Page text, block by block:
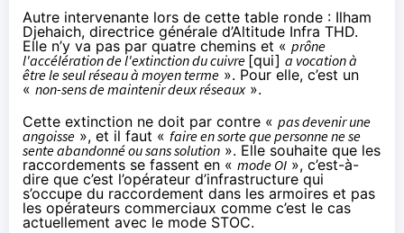
Autre intervenante lors de cette table ronde : Ilham
Djehaich, directrice générale d’Altitude Infra THD.
Elle n’y va pas par quatre chemins et « prône
l'accélération de l'extinction du cuivre [qui] a vocation à
être le seul réseau à moyen terme ». Pour elle, c’est un
« non-sens de maintenir deux réseaux».
Cette extinction ne doit par contre « pas devenir une
angoisse », et il faut « faire en sorte que personne ne se
sente abandonné ou sans solution ». Elle souhaite que les
raccordements se fassent en « mode OI », c’est-à-
dire que c’est l’opérateur d’infrastructure qui
s’occupe du raccordement dans les armoires et pas
les opérateurs commerciaux comme c’est le cas
actuellement avec le mode STOC.